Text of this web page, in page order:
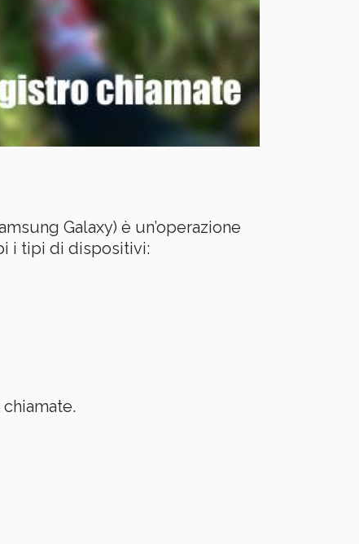
Galaxy) è un’operazione
i tipi di dispositivi: